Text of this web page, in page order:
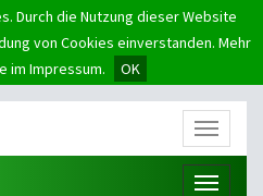
Durch die Nutzung dieser Website
von Cookies einverstanden. Mehr
im Impressum.
OK
Menü
Menü